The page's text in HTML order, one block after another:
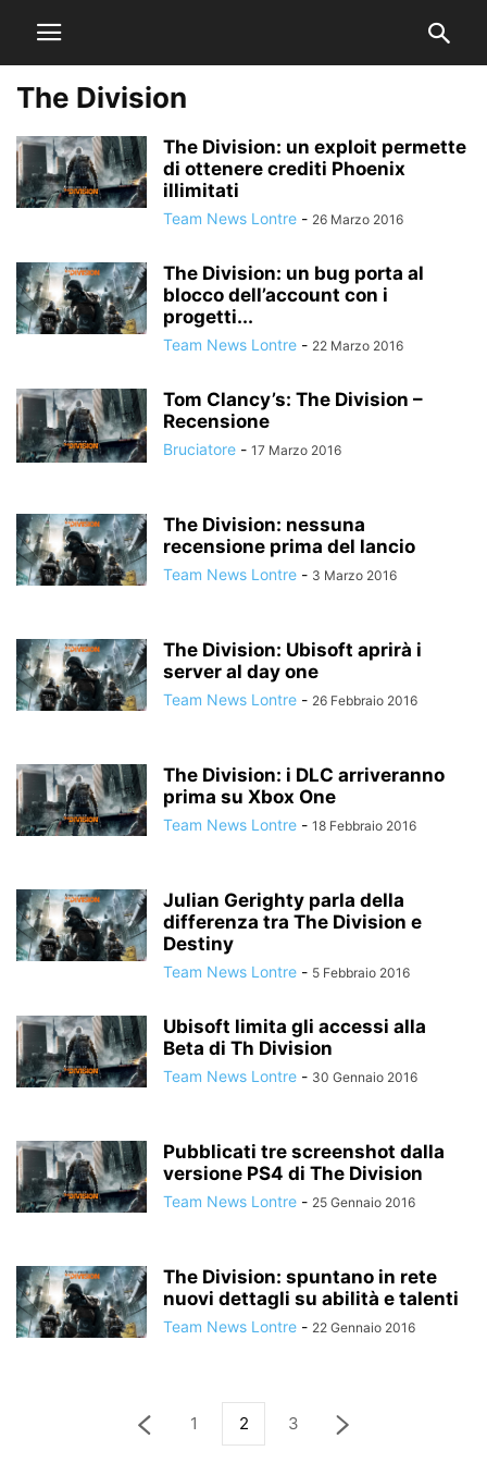
The Division
The Division: un exploit permette
di ottenere crediti Phoenix
illimitati
Team News Lontre - 26 Marzo 2016
The Division: un bug porta al
blocco dell’account con i
progetti...
Team News Lontre - 22 Marzo 2016
Tom Clancy’s: The Division –
Recensione
Bruciatore - 17 Marzo 2016
The Division: nessuna
recensione prima del lancio
Team News Lontre - 3 Marzo 2016
The Division: Ubisoft aprirà i
server al day one
Team News Lontre - 26 Febbraio 2016
The Division: i DLC arriveranno
prima su Xbox One
Team News Lontre - 18 Febbraio 2016
Julian Gerighty parla della
differenza tra The Division e
Destiny
Team News Lontre - 5 Febbraio 2016
Ubisoft limita gli accessi alla
Beta di Th Division
Team News Lontre - 30 Gennaio 2016
Pubblicati tre screenshot dalla
versione PS4 di The Division
Team News Lontre - 25 Gennaio 2016
The Division: spuntano in rete
nuovi dettagli su abilità e talenti
Team News Lontre - 22 Gennaio 2016
1 2 3